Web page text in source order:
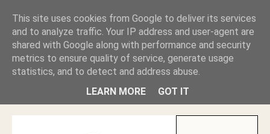
ΑΥΤΟΧΘΟΝΕΣ ΜΟΥ ΕΚΛΕΙΣΑΝ ΤΑ ΣΟΣΙΑΛ ΚΑΙ
ΦΙΜΩΣΑΝ ΤΟ SITE. ΟΙ ΧΙΛΙΑΔΕΣ ΜΙΚΡΟΕΠΕΝΔΥΤΕΣ
ΕΠΕΝΔΥΣΑΤΕ ΓΙΑ ΛΕΗΛΑΣΙΑ ΚΑΙ ΕΓΚΛΗΜΑ ?
ΓΛΥΦΑΔΑ WEB |ΟΙ ΜΕΓΑΛΟΙ ΚΛΕΠΤΑΙ ΑΠΟ ΤΟ
ΜΙΚΡΟΝ ΑΠΑΓΟΥΣΙ
This site uses cookies from Google to deliver its services
and to analyze traffic. Your IP address and user-agent are
shared with Google along with performance and security
metrics to ensure quality of service, generate usage
statistics, and to detect and address abuse.
LEARN MORE
GOT IT